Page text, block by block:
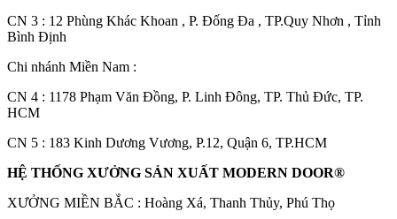
CN 3 : 12 Phùng Khác Khoan , P. Đống Đa , TP.Quy Nhơn , Tỉnh
Bình Định
Chi nhánh Miền Nam :
CN 4 : 1178 Phạm Văn Đồng, P. Linh Đông, TP. Thủ Đức, TP.
HCM
CN 5 : 183 Kinh Dương Vương, P.12, Quận 6, TP.HCM
HỆ THỐNG XƯỞNG SẢN XUẤT MODERN DOOR®
XƯỞNG MIỀN BẮC : Hoàng Xá, Thanh Thủy, Phú Thọ